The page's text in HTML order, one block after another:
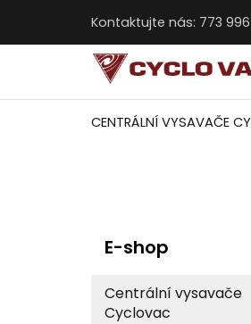
Kontaktujte nás: 773
CENTRÁLNÍ VYSAVAČE
E-shop
Centrální vysavače
Cyclovac